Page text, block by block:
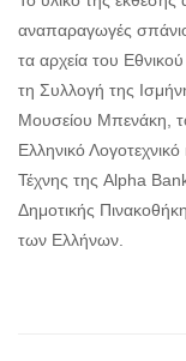
αναπαραγωγές
τα αρχεία του
τη Συλλογή της
Μουσείου Μπενάκη,
Ελληνικό
Τέχνης της Alpha
Δημοτικής
των Ελλήνων.